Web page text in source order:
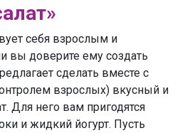
себя взрослым и
вы доверите ему создать
сделать вместе с
взрослых) вкусный и
Для него вам пригодятся
и жидкий йогурт. Пусть